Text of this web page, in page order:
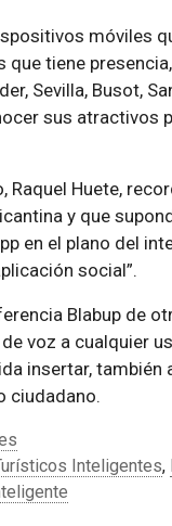
móviles
tiene
Sevilla, Busot,
sus atractivos
Raquel Huete,
y que
en el plano del
social .
Blabup de
voz a cualquier
insertar, también
ciudadano.
Inteligentes,